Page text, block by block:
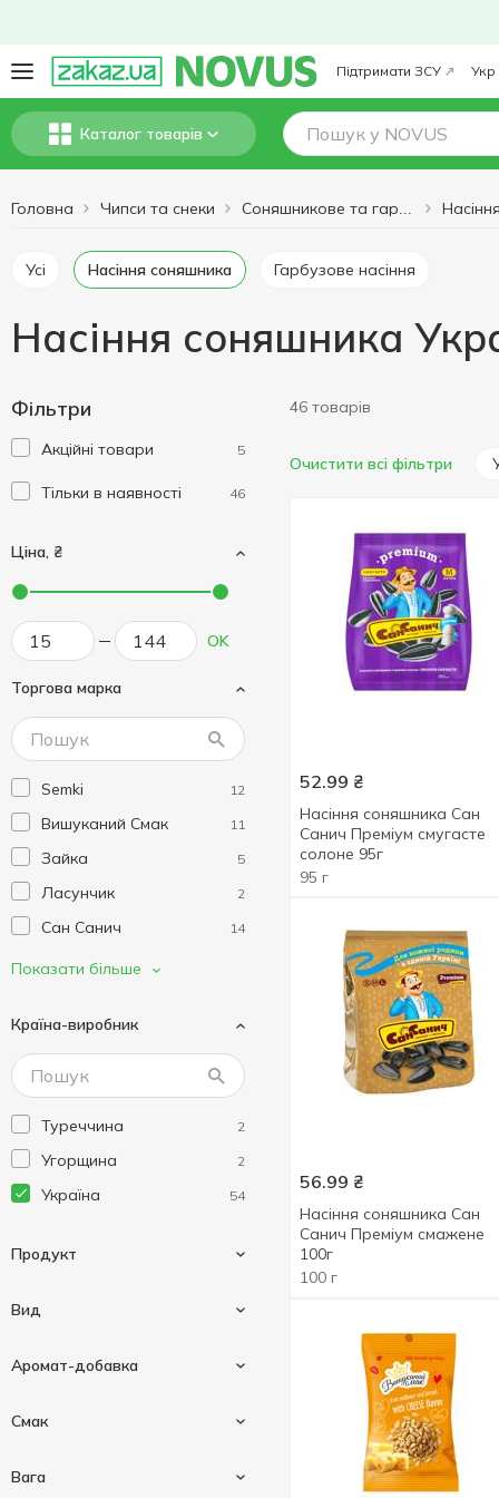
Підтримати ЗСУ Укр
Каталог товарів
Головна Чипси та снеки
Усі Насіння соняшника Гарбузове насіння
Насіння соняшника
Фільтри
Акційні товари 5
Тільки в наявності 46
Ціна, ₴
OK
Торгова марка
Semki 12
Вишуканий Смак 11
Зайка 5
Ласунчик 2
Сан Санич 14
Справжня Лакомка
Показати більше
Країна-виробник
Туреччина 2
Угорщина 2
Україна 54
Продукт
Насіння
Вид
Аромат-добавка
Смак
Вага
46 товарів
Очистити всі фільтри
52.99 ₴
Насіння соняшника Сан
Санич Преміум смугасте
солоне 95г
95 г
56.99 ₴
Насіння соняшника Сан
Санич Преміум смажене
100г
100 г